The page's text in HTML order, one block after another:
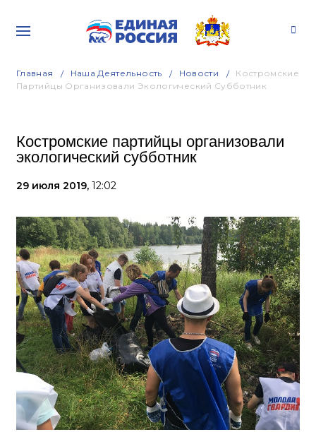
Главная Наша Деятельность Новости
Костромские
Партийцы Организовали Экологический Субботник
Костромские партийцы организовали
экологический субботник
29 июля 2019, 12:02